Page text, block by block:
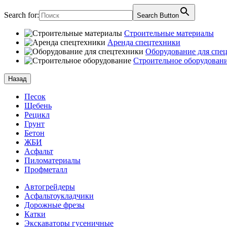
Search for: Search Button
Строительные материалы
Аренда спецтехники
Оборудование для
Строительное
Назад
Песок
Щебень
Рецикл
Грунт
Бетон
ЖБИ
Асфальт
Пиломатериалы
Профметалл
Автогрейдеры
Асфальто­укладчики
Дорожные фрезы
Катки
Экскаваторы гусеничные